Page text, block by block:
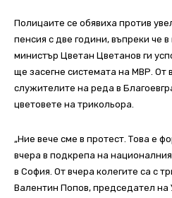
Полицаите се обявиха против
пенсия с две години, въпреки че
министър Цветан Цветанов ги
ще засегне системата на МВР. От
служителите на реда в
цветовете на трикольора.
„Ние вече сме в протест. Това е
вчера в подкрепа на
в София. От вчера колегите са с
Валентин Попов, председател на